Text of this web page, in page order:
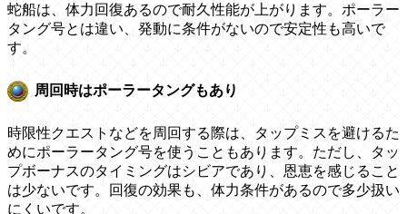
蛇船は、体力回復あるので耐久性能が上がります。ポーラー
タング号とは違い、発動に条件がないので安定性も高いで
す。
周回時はポーラータングもあり
時限性クエストなどを周回する際は、タップミスを避けるた
めにポーラータング号を使うこともあります。ただし、タッ
プボーナスのタイミングはシビアであり、恩恵を感じること
は少ないです。回復の効果も、体力条件があるので多少扱い
にくいです。